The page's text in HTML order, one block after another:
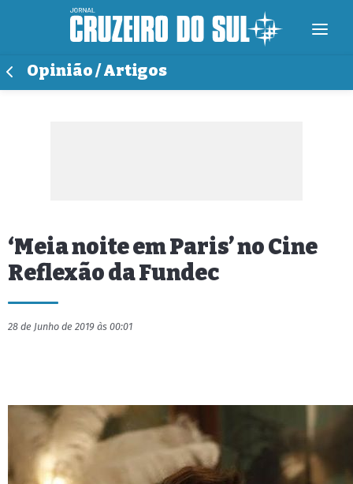
Opinião / Artigos
‘Meia noite em Paris’ no Cine
Reflexão da Fundec
28 de Junho de 2019 às 00:01